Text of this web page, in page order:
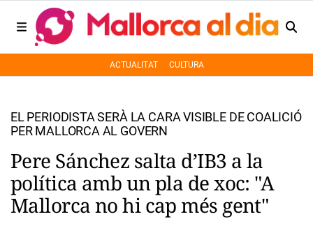
ACTUALITAT CULTURA
EL PERIODISTA SERÀ LA CARA VISIBLE DE COALICIÓ
PER MALLORCA AL GOVERN
Pere Sánchez salta d’IB3 a la
política amb un pla de xoc: "A
Mallorca no hi cap més gent"